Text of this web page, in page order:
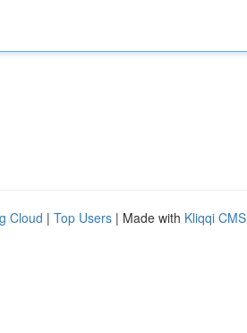
Cloud | Top Users | Made with Kliqqi CMS